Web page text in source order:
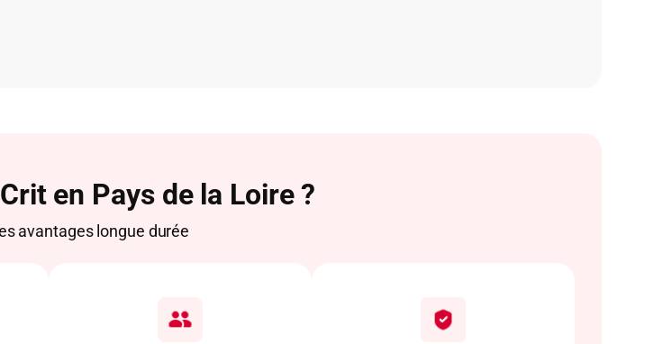
en Pays de la Loire ?
avantages longue durée